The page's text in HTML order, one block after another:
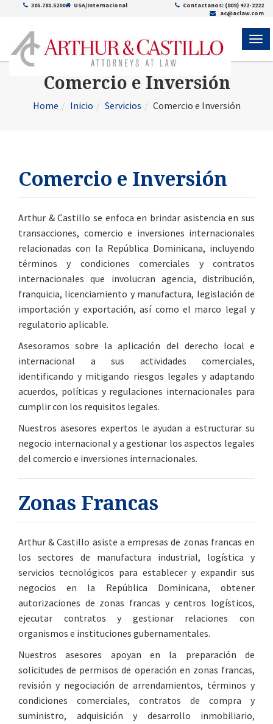
USA/Internacional
305.781.5200
Contactanos: (809) 472-2222
ac@aclaw.com
Comercio e Inversión
Home Inicio Servicios Comercio e Inversión
Comercio e Inversión
Arthur & Castillo se enfoca en brindar asistencia en sus
transacciones, comercio e inversiones internacionales
relacionadas con la República Dominicana, incluyendo
términos y condiciones comerciales y contratos
internacionales que involucran agencia, distribución,
franquicia, licenciamiento y manufactura, legislación de
importación y exportación, así como el marco legal y
regulatorio aplicable.
Asesoramos sobre la aplicación del derecho local e
internacional a sus actividades comerciales,
identificando y mitigando riesgos legales y adaptando
acuerdos, políticas y regulaciones internacionales para
cumplir con los requisitos legales.
Nuestros asesores expertos le ayudan a estructurar su
negocio internacional y a gestionar los aspectos legales
del comercio e inversiones internacionales.
Zonas Francas
Arthur & Castillo asiste a empresas de zonas francas en
los sectores de manufactura industrial, logística y
servicios tecnológicos para establecer y expandir sus
negocios en la República Dominicana, obtener
autorizaciones de zonas francas y centros logísticos,
ejecutar contratos y gestionar relaciones con
organismos e instituciones gubernamentales.
Nuestros asesores apoyan en la preparación de
solicitudes de permisos de operación en zonas francas,
revisión y negociación de arrendamientos, términos y
condiciones comerciales, contratos de compra y
suministro, adquisición y desarrollo inmobiliario,